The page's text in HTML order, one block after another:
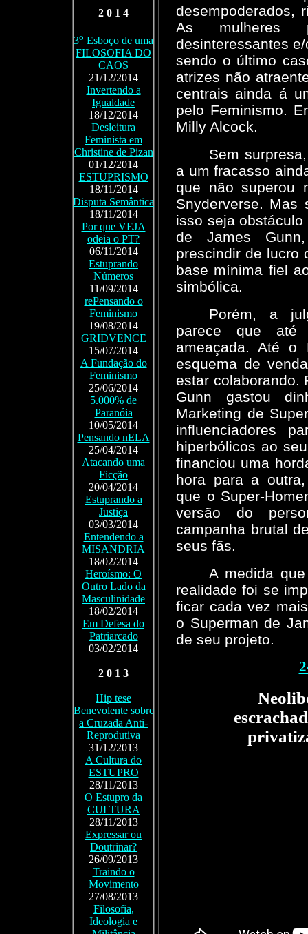
2 0 1 4
3o Esboço de uma
FILOSOFIA DO
CAOS
21/12/2014
Invertendo a
Igualdade
18/12/2014
Desleitura
Feminista em
Christine de Pizan
01/12/2014
ESTUPRISMO
18/11/2014
Disputa Semântica
18/11/2014
Por que VEJA
odeia o PT?
06/11/2014
Estuprando
Números
11/09/2014
rePensando o
Feminismo
19/08/2014
GRIDVENCE
15/07/2014
A Fundação do
Feminismo
25/06/2014
5.000% de
Paranóia
10/05/2014
Pensando nELA
25/04/2014
Atacando uma
Ficção
20/04/2014
Estuprando a
Justiça
03/03/2014
Entendendo a
MISANDRIA
18/02/2014
Heroísmo: O
Outro Lado da
Masculinidade
18/02/2014
Em Defesa do
Patriarcado
03/02/2014
2 0 1 3
Hip tese
Benevolente sobre
a Cruzada Anti-
Reprodutiva
31/12/2013
A Cultura do
ESTUPRO
28/11/2013
O Estupro da
CULTURA
28/11/2013
Expressar ou
Doutrinar?
26/09/2013
Traindo o
Movimento
27/08/2013
Filosofia,
Ideologia e
desempoderados,
As mulheres
desinteressantes
sendo o último
atrizes não
centrais ainda á
pelo Feminismo.
Milly Alcock.
Sem
a um fracasso
que não superou
Snyderverse. Mas
isso seja
de James
prescindir de lucro
base mínima fiel
simbólica.
Porém, a
parece que até
ameaçada. Até o
esquema de
estar colaborando.
Gunn gastou
Marketing de
influenciadores
hiperbólicos ao
financiou uma
hora para a
que o Super-
versão do
campanha brutal
seus fãs.
A medida
realidade foi se
ficar cada vez
o Superman de
de seu projeto.